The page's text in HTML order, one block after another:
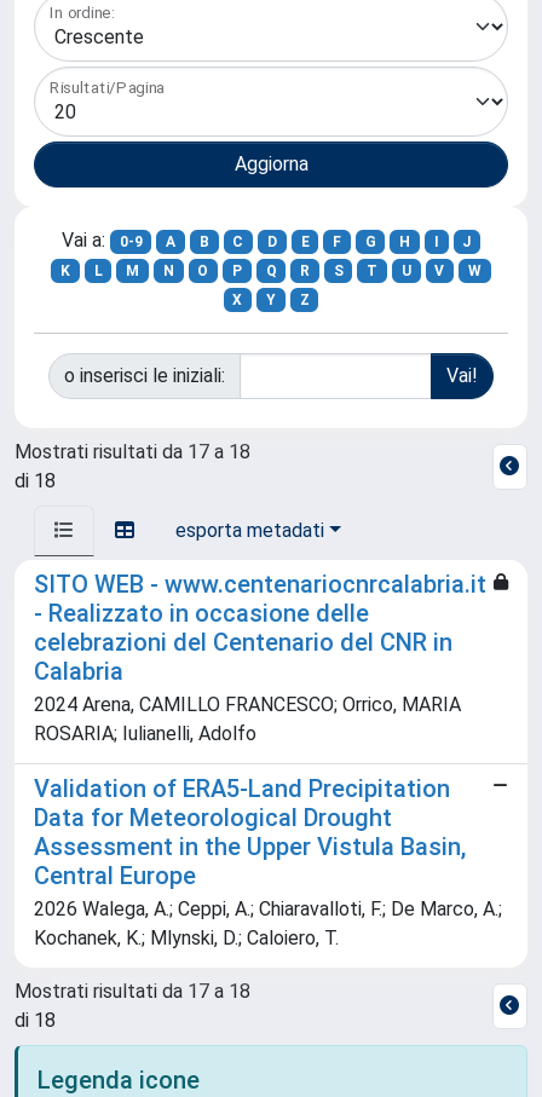
In ordine:
Risultati/Pagina
Vai a: 0-9 A B C D E F G H
J
K
L M N O P Q R S T U V
W
X
Y Z
o inserisci le iniziali:
Mostrati risultati da 17 a 18
di 18
esporta metadati
SITO WEB - www.centenariocnrcalabria.it
- Realizzato in occasione delle
celebrazioni del Centenario del CNR in
Calabria
2024 Arena, CAMILLO FRANCESCO; Orrico, MARIA
ROSARIA; Iulianelli, Adolfo
Validation of ERA5-Land Precipitation
Data for Meteorological Drought
Assessment in the Upper Vistula Basin,
Central Europe
2026 Walega, A.; Ceppi, A.; Chiaravalloti, F.; De Marco, A.;
Kochanek, K.; Mlynski, D.; Caloiero, T.
Mostrati risultati da 17 a 18
di 18
Legenda icone